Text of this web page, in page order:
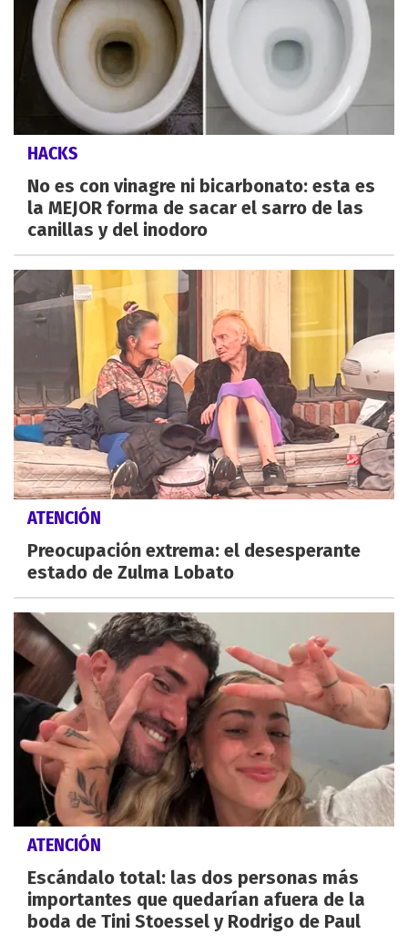
HACKS
No es con vinagre ni bicarbonato: esta es
la MEJOR forma de sacar el sarro de las
canillas y del inodoro
ATENCIÓN
Preocupación extrema: el desesperante
estado de Zulma Lobato
ATENCIÓN
Escándalo total: las dos personas más
importantes que quedarían afuera de la
boda de Tini Stoessel y Rodrigo de Paul